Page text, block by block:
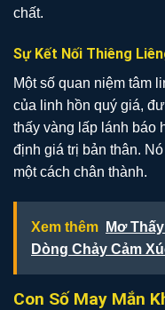
chất.
Sự Kết Nối Thiêng
Một số quan niệm tâm
của linh hồn quý giá,
thấy vàng lấp lánh báo
định giá trị bản thân.
một cách chân thành.
Xem thêm
Mơ
Dòng Chảy Cảm
Con Số May Mắn